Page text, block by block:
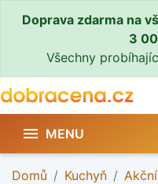
Doprava zdarma na
3
Všechny
 MENU
Domů Kuchyň